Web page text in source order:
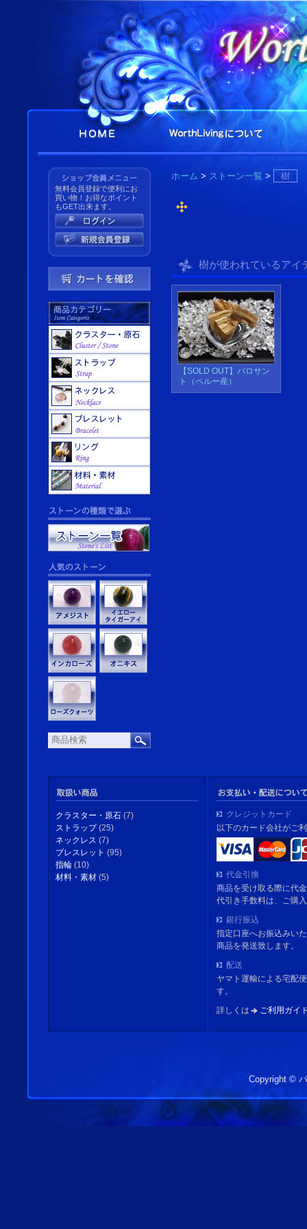
ホーム > ストーン一覧 > 樹
樹が使われているアイ
【SOLD OUT】パロサン
ト（ペルー産）
無料会員登録で便利にお
買い物！お得なポイント
もGET出来ます。
クラスター・原石 (7)
ストラップ(25)
ネックレス (7)
ブレスレット (95)
指輪 (10)
材料・素材 (5)
クレジットカード
以下のカード会社がご
代金引換
商品を受け取る際に代
代引き手数料は、ご購
銀行振込
指定口座へお振込みい
商品を発送致します。
配送
ヤマト運輸による宅配
す。
詳しくは
ご利用ガイ
Copyright ©